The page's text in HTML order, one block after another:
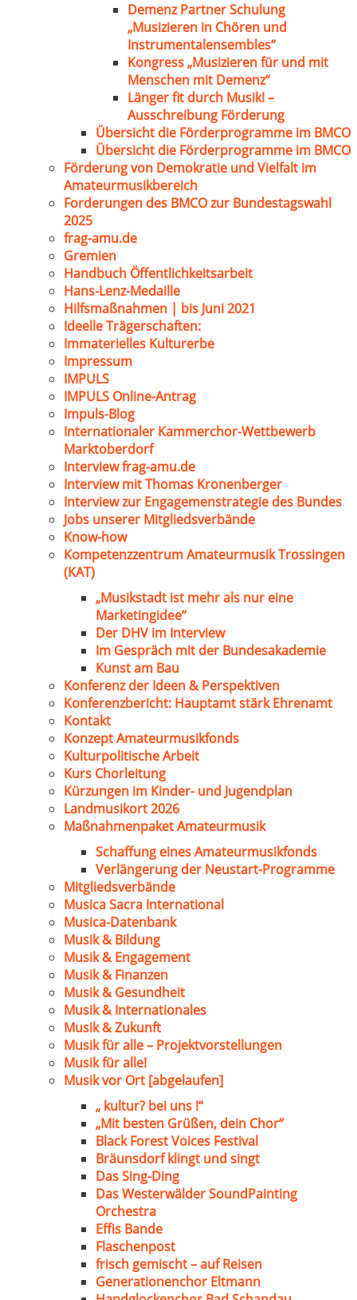
Demenz Partner Schulung
„Musizieren in Chören und
Instrumentalensembles“
Kongress „Musizieren für und mit
Menschen mit Demenz“
Länger fit durch Musik! –
Ausschreibung Förderung
Übersicht die Förderprogramme im BMCO
Übersicht die Förderprogramme im BMCO
Förderung von Demokratie und Vielfalt im
Amateurmusikbereich
Forderungen des BMCO zur Bundestagswahl
2025
frag-amu.de
Gremien
Handbuch Öffentlichkeitsarbeit
Hans-Lenz-Medaille
Hilfsmaßnahmen | bis Juni 2021
Ideelle Trägerschaften:
Immaterielles Kulturerbe
Impressum
IMPULS
IMPULS Online-Antrag
Impuls-Blog
Internationaler Kammerchor-Wettbewerb
Marktoberdorf
Interview frag-amu.de
Interview mit Thomas Kronenberger
Interview zur Engagemenstrategie des Bundes
Jobs unserer Mitgliedsverbände
Know-how
Kompetenzzentrum Amateurmusik Trossingen
(KAT)
„Musikstadt ist mehr als nur eine
Marketingidee“
Der DHV im Interview
Im Gespräch mit der Bundesakademie
Kunst am Bau
Konferenz der Ideen & Perspektiven
Konferenzbericht: Hauptamt stärk Ehrenamt
Kontakt
Konzept Amateurmusikfonds
Kulturpolitische Arbeit
Kurs Chorleitung
Kürzungen im Kinder- und Jugendplan
Landmusikort 2026
Maßnahmenpaket Amateurmusik
Schaffung eines Amateurmusikfonds
Verlängerung der Neustart-Programme
Mitgliedsverbände
Musica Sacra International
Musica-Datenbank
Musik & Bildung
Musik & Engagement
Musik & Finanzen
Musik & Gesundheit
Musik & Internationales
Musik & Zukunft
Musik für alle – Projektvorstellungen
Musik für alle!
Musik vor Ort [abgelaufen]
„ kultur? bei uns !“
„Mit besten Grüßen, dein Chor“
Black Forest Voices Festival
Bräunsdorf klingt und singt
Das Sing-Ding
Das Westerwälder SoundPainting
Orchestra
Effis Bande
Flaschenpost
frisch gemischt – auf Reisen
Generationenchor Eltmann